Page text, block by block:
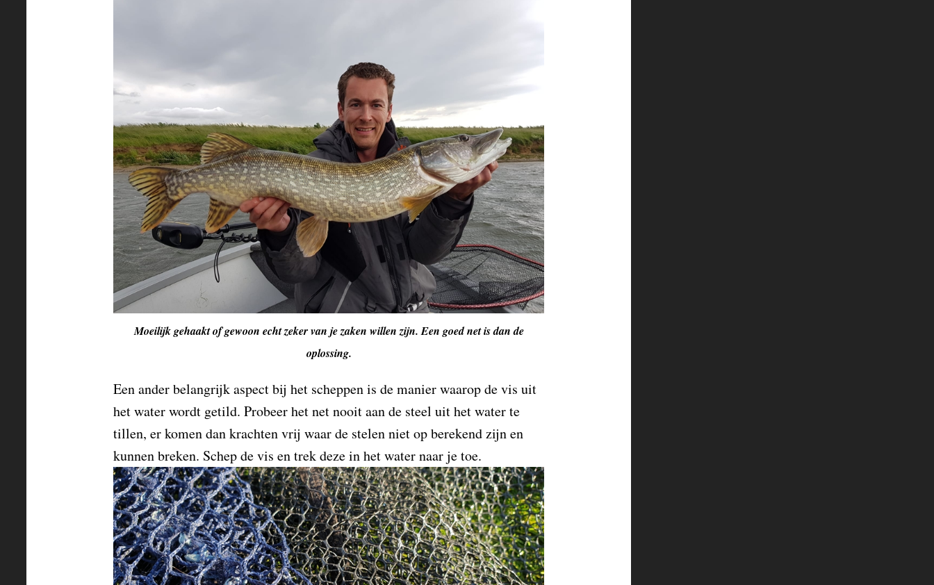
Moeilijk gehaakt of gewoon echt zeker van je zaken willen zijn. Een goed net is dan de
oplossing.
Een ander belangrijk aspect bij het scheppen is de manier waarop de vis uit
het water wordt getild. Probeer het net nooit aan de steel uit het water te
tillen, er komen dan krachten vrij waar de stelen niet op berekend zijn en
kunnen breken. Schep de vis en trek deze in het water naar je toe.